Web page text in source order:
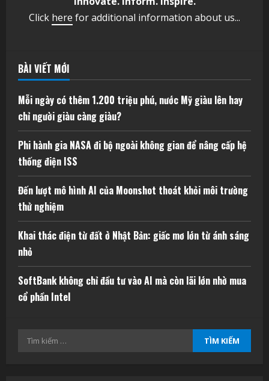
Click here for additional information about us...
BÀI VIẾT MỚI
Mỗi ngày có thêm 1.200 triệu phú, nước Mỹ giàu lên hay
chỉ người giàu càng giàu?
Phi hành gia NASA đi bộ ngoài không gian để nâng cấp hệ
thống điện ISS
Đến lượt mô hình AI của Moonshot thoát khỏi môi trường
thử nghiệm
Khai thác điện từ đất ở Nhật Bản: giấc mơ lớn từ ánh sáng
nhỏ
SoftBank không chỉ đầu tư vào AI mà còn lãi lớn nhờ mua
cổ phần Intel
Tìm